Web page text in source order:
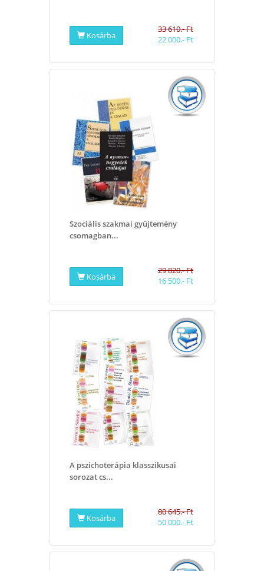
Kosárba
33 610.- Ft
22 000.- Ft
Szociális szakmai gyűjtemény
csomagban...
Kosárba
29 820.- Ft
16 500.- Ft
A pszichoterápia klasszikusai
sorozat cs...
Kosárba
80 645.- Ft
50 000.- Ft